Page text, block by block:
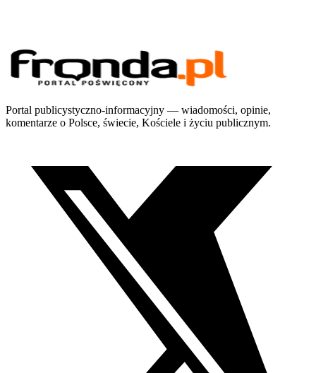
Portal publicystyczno-informacyjny — wiadomości, opinie,
komentarze o Polsce, świecie, Kościele i życiu publicznym.